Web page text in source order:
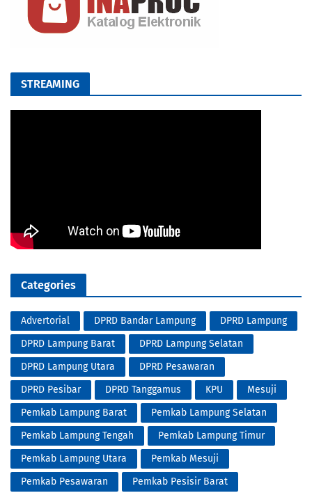
STREAMING
Categories
Advertorial DPRD Bandar Lampung
DPRD Lampung
DPRD Lampung Barat
DPRD Lampung Selatan
DPRD Lampung Utara
DPRD Pesawaran
DPRD Pesibar
DPRD Tanggamus KPU
Mesuji
Pemkab Lampung Barat
Pemkab Lampung Selatan
Pemkab Lampung Tengah
Pemkab Lampung Timur
Pemkab Lampung Utara
Pemkab Mesuji
Pemkab Pesawaran
Pemkab Pesisir Barat